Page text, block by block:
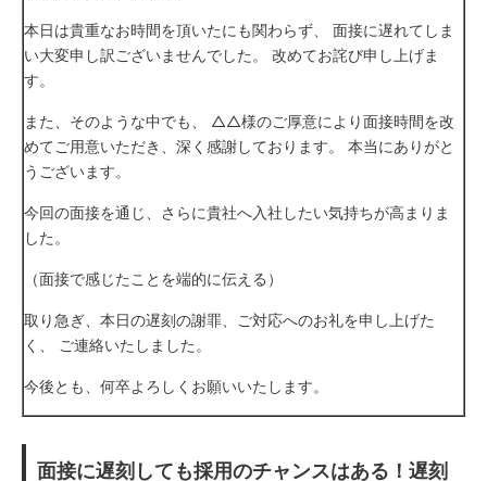
本日は貴重なお時間を頂いたにも関わらず、 面接に遅れてしま
い大変申し訳ございませんでした。 改めてお詫び申し上げま
す。
また、そのような中でも、 △△様のご厚意により面接時間を改
めてご用意いただき、深く感謝しております。 本当にありがと
うございます。
今回の面接を通じ、さらに貴社へ入社したい気持ちが高まりま
した。
（面接で感じたことを端的に伝える）
取り急ぎ、本日の遅刻の謝罪、ご対応へのお礼を申し上げた
く、 ご連絡いたしました。
今後とも、何卒よろしくお願いいたします。
面接に遅刻しても採用のチャンスはある！遅刻